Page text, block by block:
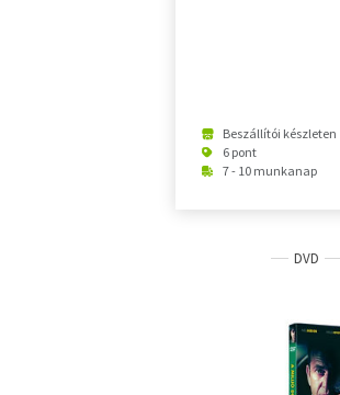
Beszállítói készleten
6 pont
7 - 10 munkanap
DVD